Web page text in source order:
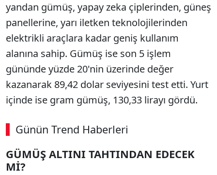
yandan gümüş, yapay zeka çiplerinden, güneş
panellerine, yarı iletken teknolojilerinden
elektrikli araçlara kadar geniş kullanım
alanına sahip. Gümüş ise son 5 işlem
gününde yüzde 20'nin üzerinde değer
kazanarak 89,42 dolar seviyesini test etti. Yurt
içinde ise gram gümüş, 130,33 lirayı gördü.
Günün Trend Haberleri
00:02 / 08:15
Sesi Aç
GÜMÜŞ ALTINI TAHTINDAN EDECEK
Mİ?